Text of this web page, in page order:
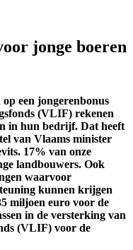
jonge boeren
een jongerenbonus
(VLIF) rekenen
in hun bedrijf. Dat heeft
van Vlaams minister
17% van onze
landbouwers. Ook
waarvoor
kunnen krijgen
miljoen euro voor de
in de versterking van
(VLIF) voor de